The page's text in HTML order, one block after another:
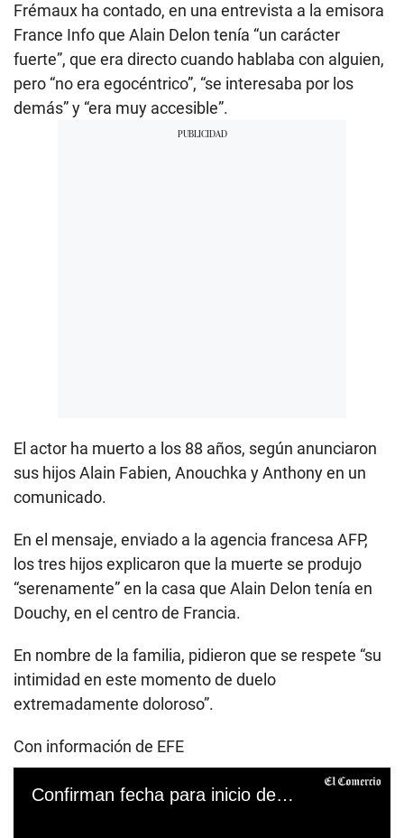
Frémaux ha contado, en una entrevista a la emisora
France Info que Alain Delon tenía “un carácter
fuerte”, que era directo cuando hablaba con alguien,
pero “no era egocéntrico”, “se interesaba por los
demás” y “era muy accesible”.
El actor ha muerto a los 88 años, según anunciaron
sus hijos Alain Fabien, Anouchka y Anthony en un
comunicado.
En el mensaje, enviado a la agencia francesa AFP,
los tres hijos explicaron que la muerte se produjo
“serenamente” en la casa que Alain Delon tenía en
Douchy, en el centro de Francia.
En nombre de la familia, pidieron que se respete “su
intimidad en este momento de duelo
extremadamente doloroso”.
Con información de EFE
Confirman fecha para inicio de segunda temporada de Juego del Calamar